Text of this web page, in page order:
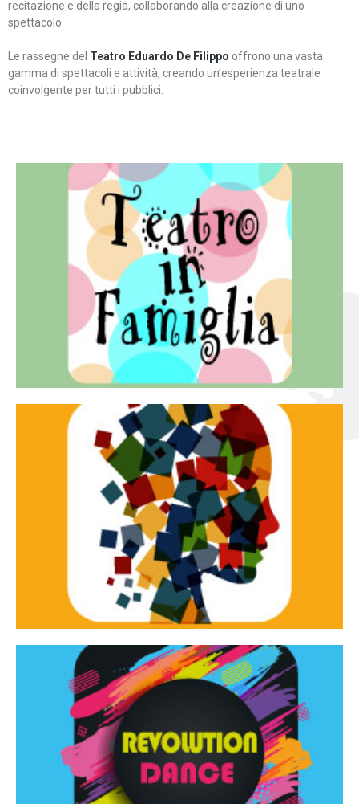
recitazione e della regia, collaborando alla creazione di uno
spettacolo.
Le rassegne del Teatro Eduardo De Filippo offrono una vasta
gamma di spettacoli e attività, creando un’esperienza teatrale
coinvolgente per tutti i pubblici.
Teatro in famiglia
Teatro In Famiglia è una rassegna di teatro concepita
per far condividere e godere del teatro all’intera
famiglia.
Continua
Tracce dinamiche
Tracce Dinamiche è una rassegna di teatro
d’innovazione e sperimentale.
Continua
Revolution Dance
Rassegna di danza contemporanea – I Edizione